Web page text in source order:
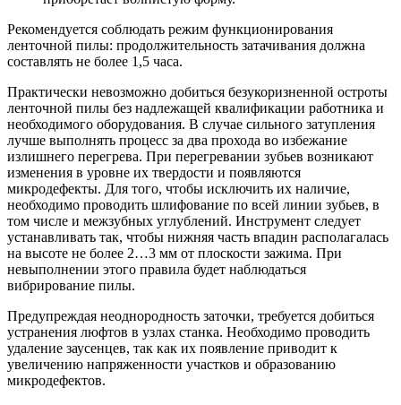
Рекомендуется соблюдать режим функционирования
ленточной пилы: продолжительность затачивания должна
составлять не более 1,5 часа.
Практически невозможно добиться безукоризненной остроты
ленточной пилы без надлежащей квалификации работника и
необходимого оборудования. В случае сильного затупления
лучше выполнять процесс за два прохода во избежание
излишнего перегрева. При перегревании зубьев возникают
изменения в уровне их твердости и появляются
микродефекты. Для того, чтобы исключить их наличие,
необходимо проводить шлифование по всей линии зубьев, в
том числе и межзубных углублений. Инструмент следует
устанавливать так, чтобы нижняя часть впадин располагалась
на высоте не более 2…3 мм от плоскости зажима. При
невыполнении этого правила будет наблюдаться
вибрирование пилы.
Предупреждая неоднородность заточки, требуется добиться
устранения люфтов в узлах станка. Необходимо проводить
удаление заусенцев, так как их появление приводит к
увеличению напряженности участков и образованию
микродефектов.